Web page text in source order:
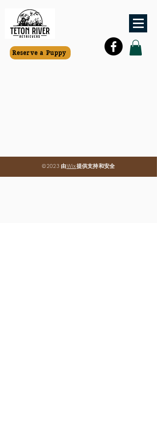
Reserve a Puppy
©2023 由Wix提供支持和安全